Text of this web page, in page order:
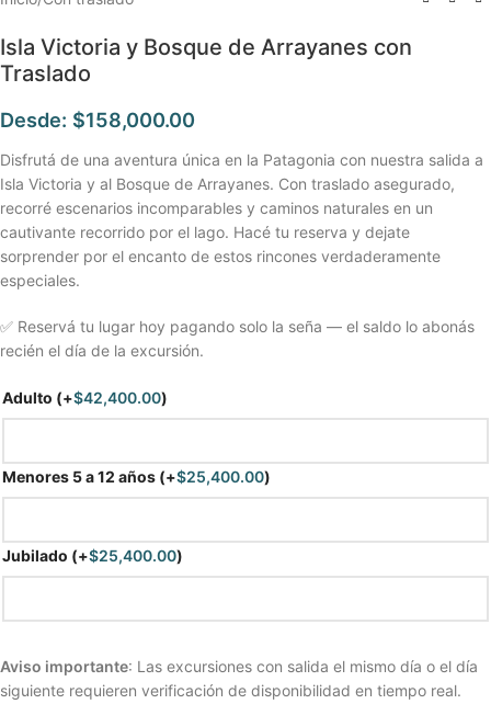
Isla Victoria y Bosque de Arrayanes con
Traslado
Desde: $158,000.00
Disfrutá de una aventura única en la Patagonia con nuestra salida a
Isla Victoria y al Bosque de Arrayanes. Con traslado asegurado,
recorré escenarios incomparables y caminos naturales en un
cautivante recorrido por el lago. Hacé tu reserva y dejate
sorprender por el encanto de estos rincones verdaderamente
especiales.
✅ Reservá tu lugar hoy pagando solo la seña — el saldo lo abonás
recién el día de la excursión.
Adulto (+$42,400.00)
Menores 5 a 12 años (+$25,400.00)
Jubilado (+$25,400.00)
Aviso importante: Las excursiones con salida el mismo día o el día
siguiente requieren verificación de disponibilidad en tiempo real.